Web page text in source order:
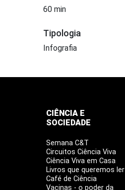
60 min
Tipologia
Infografia
CIÊNCIA E
SOCIEDADE
Semana C&T
Circuitos Ciência Viva
Ciência Viva em Casa
Livros que queremos ler
Café de Ciência
Vacinas - o poder da